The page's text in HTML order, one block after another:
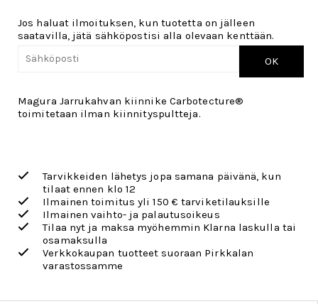
Jos haluat ilmoituksen, kun tuotetta on jälleen
saatavilla, jätä sähköpostisi alla olevaan kenttään.
OK
Magura Jarrukahvan kiinnike Carbotecture®
toimitetaan ilman kiinnityspultteja.
Tarvikkeiden lähetys jopa samana päivänä, kun
tilaat ennen klo 12
Ilmainen toimitus yli 150 € tarviketilauksille
Ilmainen vaihto- ja palautusoikeus
Tilaa nyt ja maksa myöhemmin Klarna laskulla tai
osamaksulla
Verkkokaupan tuotteet suoraan Pirkkalan
varastossamme